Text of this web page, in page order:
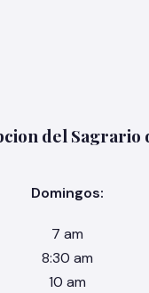
del Sagrario
Domingos:
7 am
8:30 am
10 am